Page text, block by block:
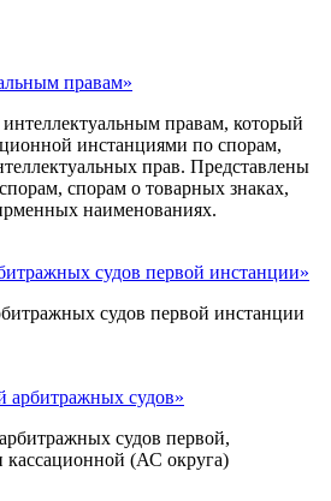
правам»
правам, который
инстанциями по спорам,
прав. Представлены
спорам о товарных знаках,
наименованиях.
судов первой инстанции»
судов первой инстанции
судов»
судов первой,
(АС округа)